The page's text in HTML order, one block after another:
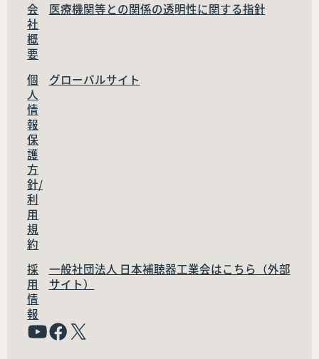
会
社
概
要
医療機関等との関係の透明性に関する指針
個
人
情
報
保
護
方
針/
利
用
規
約
グローバルサイト
採
用
情
報
一般社団法人 日本補聴器工業会はこちら（外部
サイト）